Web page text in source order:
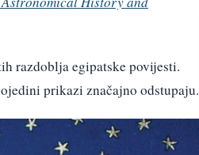
razdoblja egipatske povijesti.
prikazi značajno odstupaju.